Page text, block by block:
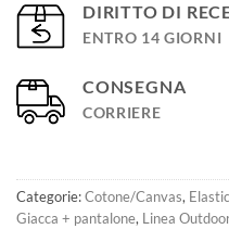
DIRITTO DI
ENTRO 14 GIORNI
CONSEGNA
CORRIERE
Categorie:Cotone/Canvas,
Giacca + pantalone, Linea Outdoor